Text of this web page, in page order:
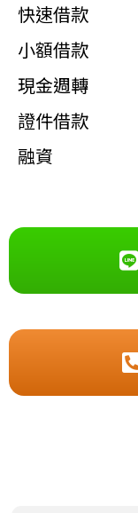
快速借款
小額借款
現金週轉
證件借款
融資